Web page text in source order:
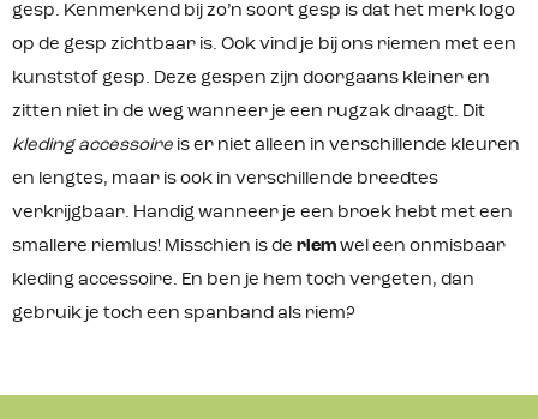
gesp. Kenmerkend bij zo’n soort gesp is dat het merk logo
op de gesp zichtbaar is. Ook vind je bij ons riemen met een
kunststof gesp. Deze gespen zijn doorgaans kleiner en
zitten niet in de weg wanneer je een rugzak draagt. Dit
kleding accessoire is er niet alleen in verschillende kleuren
en lengtes, maar is ook in verschillende breedtes
verkrijgbaar. Handig wanneer je een broek hebt met een
smallere riemlus! Misschien is de riem wel een onmisbaar
kleding accessoire. En ben je hem toch vergeten, dan
gebruik je toch een spanband als riem?